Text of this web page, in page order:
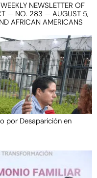
NEWSLETTER OF
— NO. 283 — AUGUST 5,
AFRICAN AMERICANS
por Desaparición en